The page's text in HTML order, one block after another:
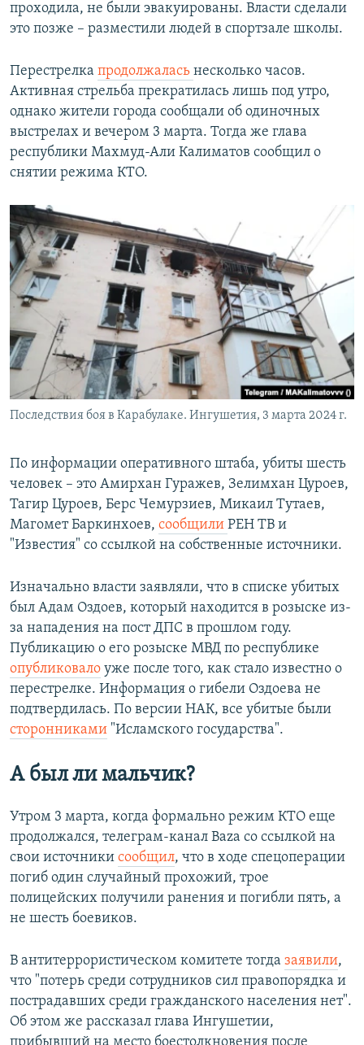
проходила, не были эвакуированы. Власти сделали
это позже – разместили людей в спортзале школы.
Перестрелка продолжалась несколько часов.
Активная стрельба прекратилась лишь под утро,
однако жители города сообщали об одиночных
выстрелах и вечером 3 марта. Тогда же глава
республики Махмуд-Али Калиматов сообщил о
снятии режима КТО.
Последствия боя в Карабулаке. Ингушетия, 3 марта 2024 г.
По информации оперативного штаба, убиты шесть
человек – это Амирхан Гуражев, Зелимхан Цуроев,
Тагир Цуроев, Берс Чемурзиев, Микаил Тутаев,
Магомет Баркинхоев, сообщили РЕН ТВ и
"Известия" со ссылкой на собственные источники.
Изначально власти заявляли, что в списке убитых
был Адам Оздоев, который находится в розыске из-
за нападения на пост ДПС в прошлом году.
Публикацию о его розыске МВД по республике
опубликовало уже после того, как стало известно о
перестрелке. Информация о гибели Оздоева не
подтвердилась. По версии НАК, все убитые были
сторонниками "Исламского государства".
А был ли мальчик?
Утром 3 марта, когда формально режим КТО еще
продолжался, телеграм-канал Baza со ссылкой на
свои источники сообщил, что в ходе спецоперации
погиб один случайный прохожий, трое
полицейских получили ранения и погибли пять, а
не шесть боевиков.
В антитеррористическом комитете тогда заявили,
что "потерь среди сотрудников сил правопорядка и
пострадавших среди гражданского населения нет".
Об этом же рассказал глава Ингушетии,
прибывший на место боестолкновения после